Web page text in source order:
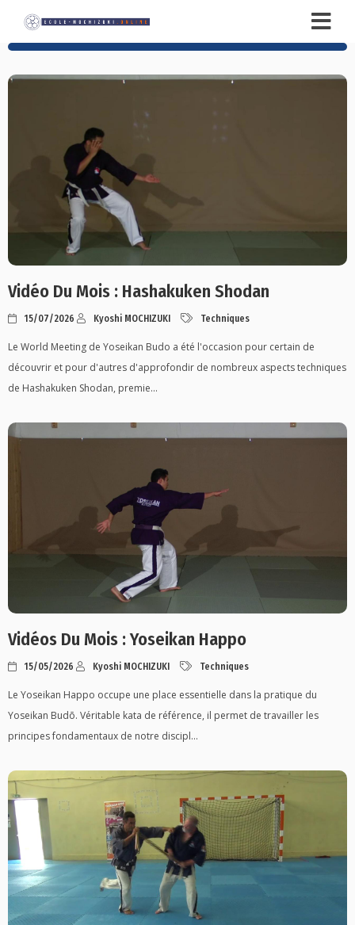
Vidéo Du Mois : Hashakuken Shodan
15/07/2026 Kyoshi MOCHIZUKI Techniques
Le World Meeting de Yoseikan Budo a été l'occasion pour certain de
découvrir et pour d'autres d'approfondir de nombreux aspects techniques
de Hashakuken Shodan, premie...
Vidéos Du Mois : Yoseikan Happo
15/05/2026 Kyoshi MOCHIZUKI Techniques
Le Yoseikan Happo occupe une place essentielle dans la pratique du
Yoseikan Budō. Véritable kata de référence, il permet de travailler les
principes fondamentaux de notre discipl...